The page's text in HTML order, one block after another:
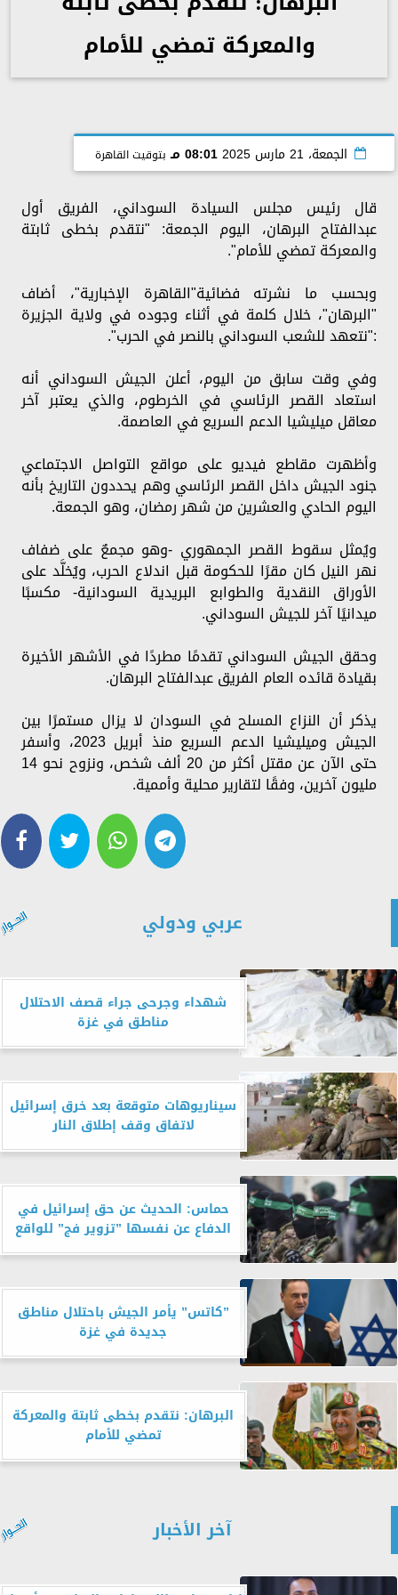
والمعركة تمضي للأمام
الجمعة، 21 مارس 2025 08:01 مـ بتوقيت القاهرة
قال رئيس مجلس السيادة السوداني، الفريق أول
عبدالفتاح البرهان، اليوم الجمعة: "نتقدم بخطى ثابتة
والمعركة تمضي للأمام".
وبحسب ما نشرته فضائية"القاهرة الإخبارية"، أضاف
"البرهان"، خلال كلمة في أثناء وجوده في ولاية الجزيرة
:"نتعهد للشعب السوداني بالنصر في الحرب".
وفي وقت سابق من اليوم، أعلن الجيش السوداني أنه
استعاد القصر الرئاسي في الخرطوم، والذي يعتبر آخر
معاقل ميليشيا الدعم السريع في العاصمة.
وأظهرت مقاطع فيديو على مواقع التواصل الاجتماعي
جنود الجيش داخل القصر الرئاسي وهم يحددون التاريخ بأنه
اليوم الحادي والعشرين من شهر رمضان، وهو الجمعة.
ويُمثل سقوط القصر الجمهوري -وهو مجمعٌ على ضفاف
نهر النيل كان مقرًا للحكومة قبل اندلاع الحرب، ويُخلَّد على
الأوراق النقدية والطوابع البريدية السودانية- مكسبًا
ميدانيًا آخر للجيش السوداني.
وحقق الجيش السوداني تقدمًا مطردًا في الأشهر الأخيرة
بقيادة قائده العام الفريق عبدالفتاح البرهان.
يذكر أن النزاع المسلح في السودان لا يزال مستمرًا بين
الجيش وميليشيا الدعم السريع منذ أبريل 2023، وأسفر
حتى الآن عن مقتل أكثر من 20 ألف شخص، ونزوح نحو 14
مليون آخرين، وفقًا لتقارير محلية وأممية.
عربي ودولي
شهداء وجرحى جراء قصف الاحتلال
مناطق في غزة
سيناريوهات متوقعة بعد خرق إسرائيل
لاتفاق وقف إطلاق النار
حماس: الحديث عن حق إسرائيل في
الدفاع عن نفسها ”تزوير فج” للواقع
”كاتس” يأمر الجيش باحتلال مناطق
جديدة في غزة
البرهان: نتقدم بخطى ثابتة والمعركة
تمضي للأمام
آخر الأخبار